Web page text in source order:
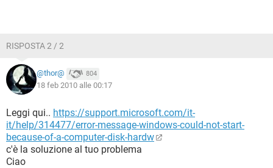
RISPOSTA 2 / 2
@thor@ 804
18 feb 2010 alle 00:17
Leggi qui.. https://support.microsoft.com/it-
it/help/314477/error-message-windows-could-not-start-
because-of-a-computer-disk-hardw
c'è la soluzione al tuo problema
Ciao